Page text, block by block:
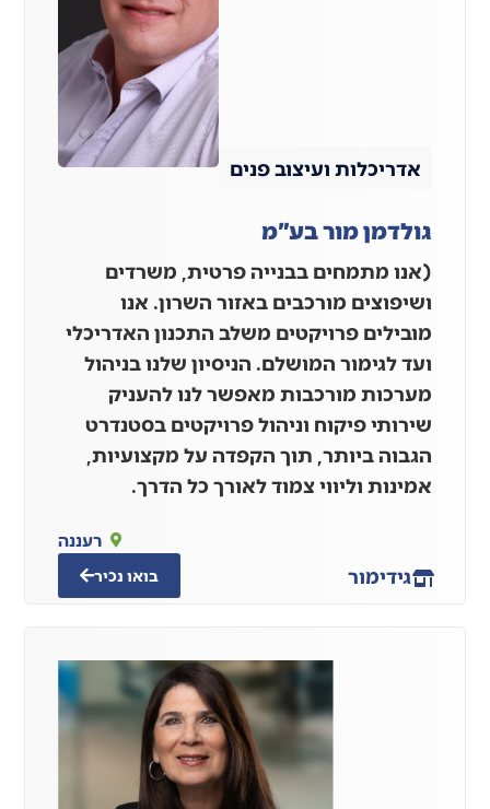
אדריכלות ועיצוב פנים
גולדמן מור בע"מ
(אנו מתמחים בבנייה פרטית, משרדים
ושיפוצים מורכבים באזור השרון. אנו
מובילים פרויקטים משלב התכנון האדריכלי
ועד לגימור המושלם. הניסיון שלנו בניהול
מערכות מורכבות מאפשר לנו להעניק
שירותי פיקוח וניהול פרויקטים בסטנדרט
הגבוה ביותר, תוך הקפדה על מקצועיות,
אמינות וליווי צמוד לאורך כל הדרך.
גידימור
רעננה
בואו נכיר